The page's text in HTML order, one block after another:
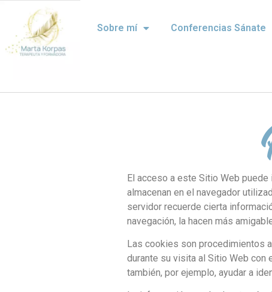
Sobre mí Conferencias Sánate
El acceso a este Sitio Web
almacenan en el navegador
servidor recuerde cierta
navegación, la hacen más
Las cookies son procedimientos
durante su visita al Sitio Web con
también, por ejemplo, ayudar a